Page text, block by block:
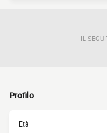
IL
Profilo
Età